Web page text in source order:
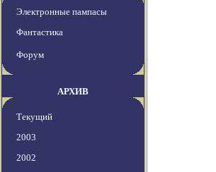
Электронные пампасы
Фантастика
Форум
АРХИВ
Текущий
2003
2002